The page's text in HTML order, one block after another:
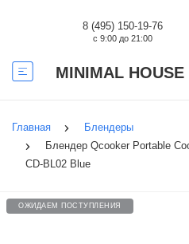
MINIMAL HOUSE
8 (495) 150-19-76
с 9:00 до 21:00
Главная
Блендеры
Блендер Qcooker Portable
CD-BL02 Blue
ОЖИДАЕМ ПОСТУПЛЕНИЯ